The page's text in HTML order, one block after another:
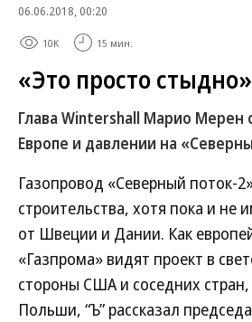
06.06.2018, 00:20
10K 15 мин.
«Это просто стыдно»
Глава Wintershall Марио Мерен
Европе и давлении на
Газопровод «Северный поток-
строительства, хотя пока и не
от Швеции и Дании. Как
«Газпрома» видят проект в
стороны США и соседних
Польши, “Ъ” рассказал